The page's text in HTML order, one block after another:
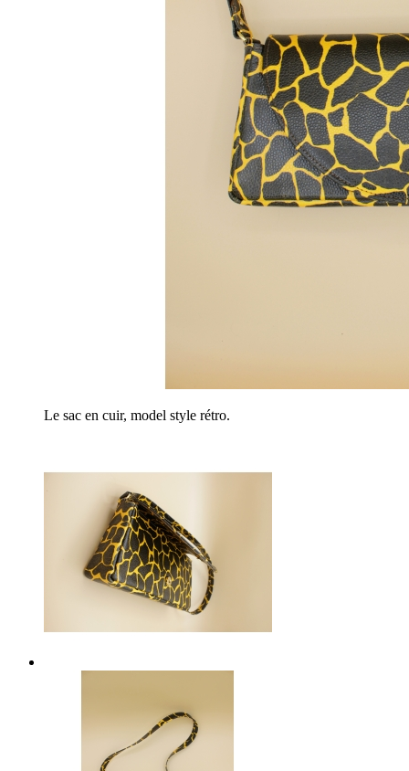
Le sac en cuir, model style rétro.